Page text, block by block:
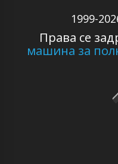
1999-
Права се
машина за